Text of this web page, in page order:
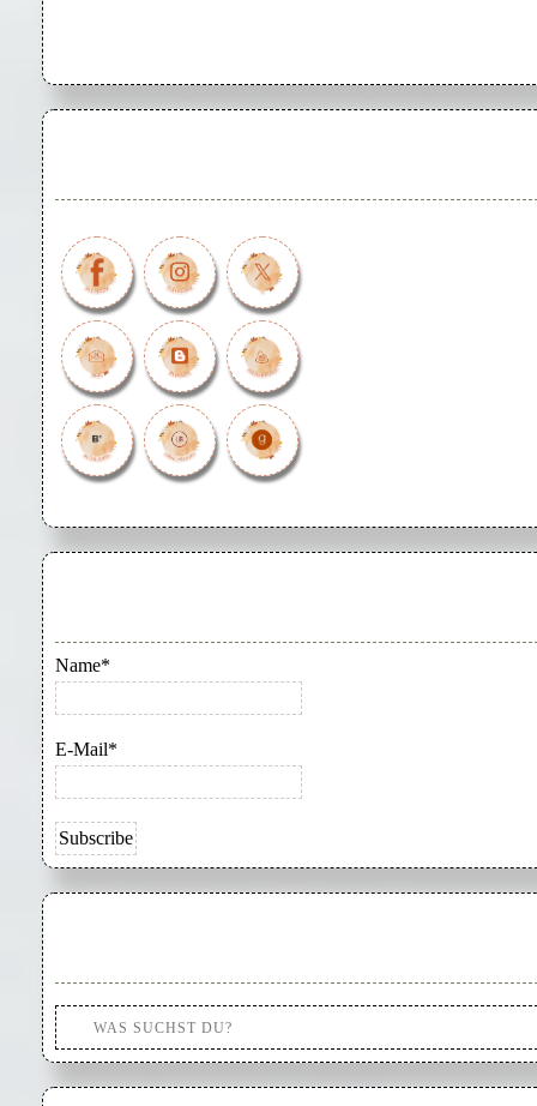
Name*
E-Mail*